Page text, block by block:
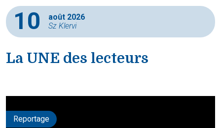
La UNE des lecteurs
10
août 2026
Sz Klervi
Reportage